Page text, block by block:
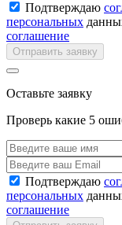
Подтверждаю
персональных
соглашение
Отправить заявку
Оставьте заявку
Проверь какие 5
Подтверждаю
персональных
соглашение